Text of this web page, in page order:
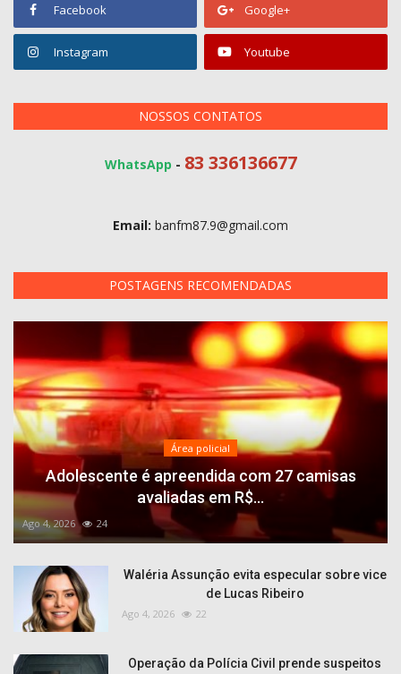
Facebook Google+
Instagram Youtube
NOSSOS CONTATOS
WhatsApp - 83 336136677
Email: banfm87.9@gmail.com
POSTAGENS RECOMENDADAS
Área policial
Adolescente é apreendida com 27 camisas
avaliadas em R$...
Ago 4, 2026 24
Waléria Assunção evita especular sobre vice
de Lucas Ribeiro
Ago 4, 2026 22
Operação da Polícia Civil prende suspeitos